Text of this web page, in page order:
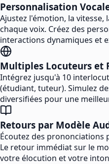
Personnalisation
Ajustez l'émotion, la vitesse,
chaque voix. Créez des
interactions dynamiques et
Multiples Locuteurs et
Intégrez jusqu'à 10
(étudiant, tuteur). Simulez
diversifiées pour une
Retours par Modèle
Écoutez des prononciations
Le retour immédiat sur le
votre élocution et votre